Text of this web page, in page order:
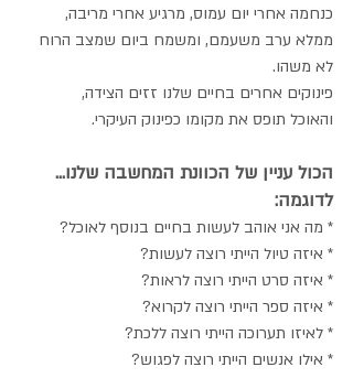
כנחמה אחרי יום עמוס, מרגיע אחרי מריבה,
ממלא ערב משעמם, ומשמח ביום שמצב הרוח
לא משהו.
פינוקים אחרים בחיים שלנו זזים הצידה,
והאוכל תופס את מקומו כפינוק העיקרי.
הכול עניין של הכוונת המחשבה שלנו...
לדוגמה:
* מה אני אוהב לעשות בחיים בנוסף לאוכל?
* איזה טיול הייתי רוצה לעשות?
* איזה סרט הייתי רוצה לראות?
* איזה ספר הייתי רוצה לקרוא?
* לאיזו תערוכה הייתי רוצה ללכת?
* אילו אנשים הייתי רוצה לפגוש?